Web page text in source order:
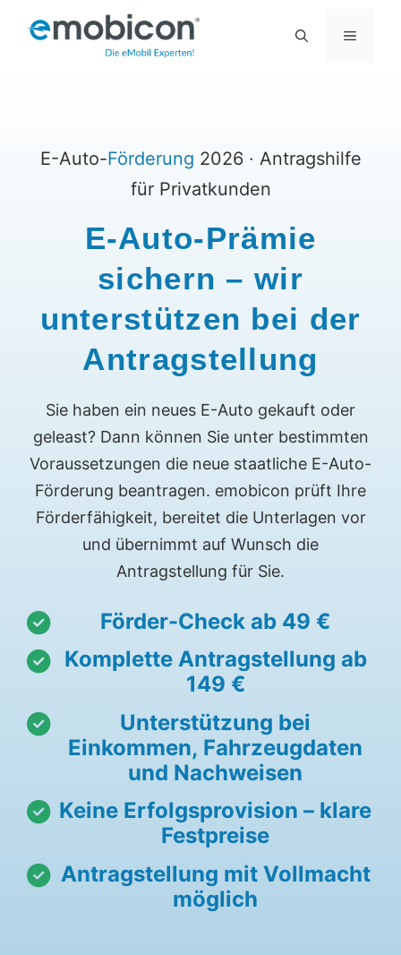
Inhalt
MENÜ
E-Auto-Förderung 2026 · Antragshilfe
für Privatkunden
E-Auto-Prämie
sichern – wir
unterstützen bei der
Antragstellung
Sie haben ein neues E-Auto gekauft oder
geleast? Dann können Sie unter bestimmten
Voraussetzungen die neue staatliche E-Auto-
Förderung beantragen. emobicon prüft Ihre
Förderfähigkeit, bereitet die Unterlagen vor
und übernimmt auf Wunsch die
Antragstellung für Sie.
Förder-Check ab 49 €
Komplette Antragstellung ab
149 €
Unterstützung bei
Einkommen, Fahrzeugdaten
und Nachweisen
Keine Erfolgsprovision – klare
Festpreise
Antragstellung mit Vollmacht
möglich